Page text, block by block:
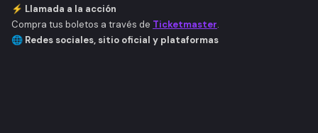
⚡ Llamada a la acción
Compra tus boletos a través de Ticketmaster.
🌐 Redes sociales, sitio oficial y plataformas